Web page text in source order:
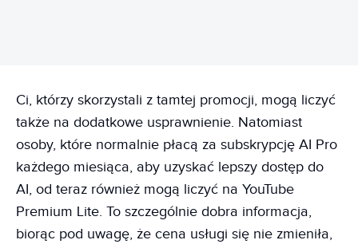
Ci, którzy skorzystali z tamtej promocji, mogą liczyć
także na dodatkowe usprawnienie. Natomiast
osoby, które normalnie płacą za subskrypcję AI Pro
każdego miesiąca, aby uzyskać lepszy dostęp do
AI, od teraz również mogą liczyć na YouTube
Premium Lite. To szczególnie dobra informacja,
biorąc pod uwagę, że cena usługi się nie zmieniła,